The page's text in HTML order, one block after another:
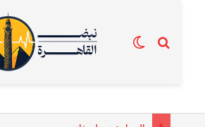
بحث عنالوضع المظلم